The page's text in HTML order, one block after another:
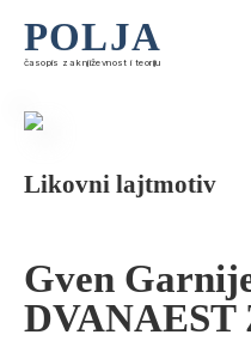
POLJA
časopis za književnost i teoriju
Likovni lajtmotiv
Gven